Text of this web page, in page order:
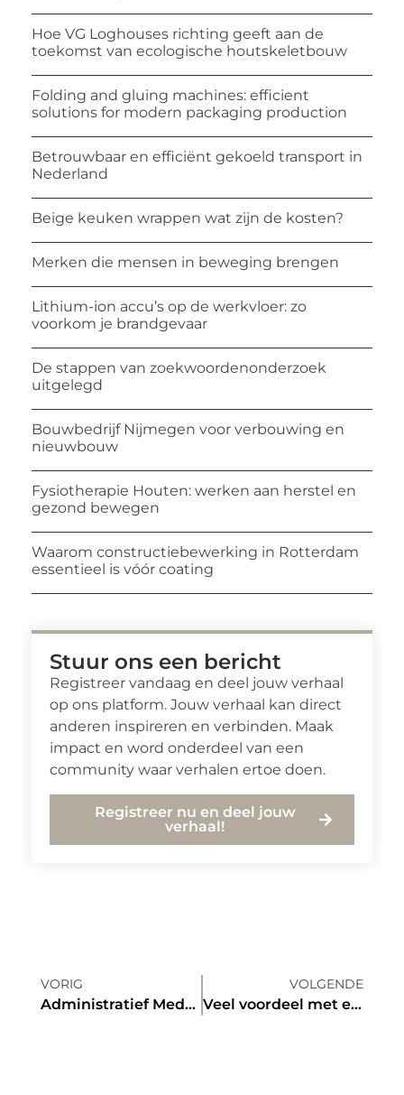
Hoe VG Loghouses richting geeft aan de
toekomst van ecologische houtskeletbouw
Folding and gluing machines: efficient
solutions for modern packaging production
Betrouwbaar en efficiënt gekoeld transport in
Nederland
Beige keuken wrappen wat zijn de kosten?
Merken die mensen in beweging brengen
Lithium-ion accu’s op de werkvloer: zo
voorkom je brandgevaar
De stappen van zoekwoordenonderzoek
uitgelegd
Bouwbedrijf Nijmegen voor verbouwing en
nieuwbouw
Fysiotherapie Houten: werken aan herstel en
gezond bewegen
Waarom constructiebewerking in Rotterdam
essentieel is vóór coating
Stuur ons een bericht
Registreer vandaag en deel jouw verhaal
op ons platform. Jouw verhaal kan direct
anderen inspireren en verbinden. Maak
impact en word onderdeel van een
community waar verhalen ertoe doen.
Registreer nu en deel jouw
verhaal!
VORIG
Administratief Medewerker – Grimbergen – zicht vast contract
VOLGENDE
Veel voordeel met een sim only abonnement